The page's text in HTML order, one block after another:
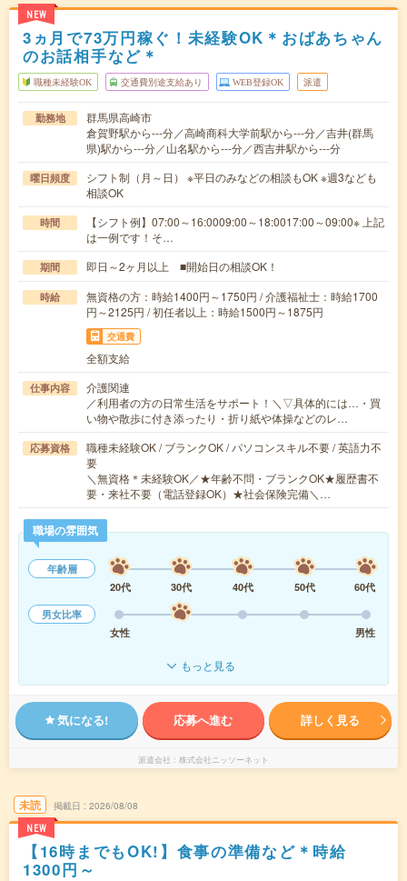
NEW
3ヵ月で73万円稼ぐ！未経験OK＊おばあちゃん
のお話相手など＊
職種未経験OK 交通費別途支給あり WEB登録OK 派遣
勤務地
群馬県高崎市
倉賀野駅から---分／高崎商科大学前駅から---分／吉井(群馬
県)駅から---分／山名駅から---分／西吉井駅から---分
曜日頻度
シフト制（月～日） ※平日のみなどの相談もOK ※週3なども
相談OK
時間
【シフト例】07:00～16:0009:00～18:0017:00～09:00※ 上記
は一例です！そ…
期間 即日～2ヶ月以上 ■開始日の相談OK！
時給
無資格の方：時給1400円～1750円 / 介護福祉士：時給1700
円～2125円 / 初任者以上：時給1500円～1875円
交通費
全額支給
仕事内容
介護関連
／利用者の方の日常生活をサポート！＼▽具体的には…・買
い物や散歩に付き添ったり・折り紙や体操などのレ…
応募資格
職種未経験OK / ブランクOK / パソコンスキル不要 / 英語力不
要
＼無資格＊未経験OK／★年齢不問・ブランクOK★履歴書不
要・来社不要（電話登録OK）★社会保険完備＼…
職場の雰囲気
年齢層
20代
30代 40代 50代
60代
男女比率
女性
男性
もっと見る
気になる! 応募へ進む 詳しく見る
派遣会社 株式会社ニッソーネット
未読
NEW
掲載日 2026/08/08
【16時までもOK!】食事の準備など＊時給
1300円～